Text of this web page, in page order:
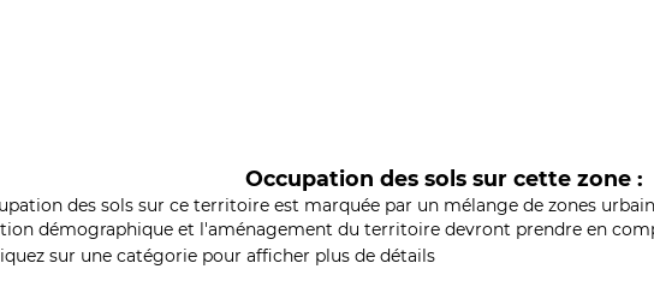
Occupation des sols sur cette zone :
des sols sur ce territoire est marquée par un mélange de zones
démographique et l'aménagement du territoire devront prendre en
sur une catégorie pour afficher plus de détails